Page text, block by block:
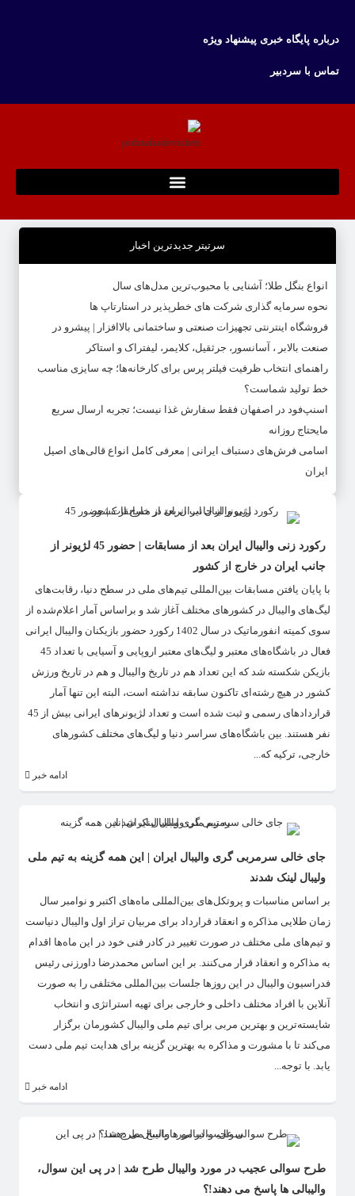
درباره پایگاه خبری پیشنهاد ویژه
تماس با سردبیر
سرتیتر جدیدترین اخبار
انواع بنگل طلا؛ آشنایی با محبوب‌ترین مدل‌های سال
نحوه سرمایه‌ گذاری شرکت‌ های خطرپذیر در استارتاپ ها
فروشگاه اینترنتی تجهیزات صنعتی و ساختمانی بالاافزار | پیشرو در
صنعت بالابر ، آسانسور، جرثقیل، کلایمر، لیفتراک و استاکر
راهنمای انتخاب ظرفیت فیلتر پرس برای کارخانه‌ها؛ چه سایزی مناسب
خط تولید شماست؟
اسنپ‌فود در اصفهان فقط سفارش غذا نیست؛ تجربه ارسال سریع
مایحتاج روزانه
اسامی فرش‌های دستباف ایرانی | معرفی کامل انواع قالی‌های اصیل
ایران
رکورد زنی والیبال ایران بعد از مسابقات | حضور 45 لژیونر از
جانب ایران در خارج از کشور
با پایان یافتن مسابقات بین‌المللی تیم‌های ملی در سطح دنیا، رقابت‌های
لیگ‌های والیبال در کشورهای مختلف آغاز شد و براساس آمار اعلام‌شده از
سوی کمیته انفورماتیک در سال 1402 رکورد حضور بازیکنان والیبال ایرانی
فعال در باشگاه‌های معتبر و لیگ‌های معتبر اروپایی و آسیایی با تعداد 45
بازیکن شکسته شد که این تعداد هم در تاریخ والیبال و هم در تاریخ ورزش
کشور در هیچ رشته‌ای تاکنون سابقه نداشته است، البته این تنها آمار
قراردادهای رسمی و ثبت شده است و تعداد لژیونرهای ایرانی بیش از 45
نفر هستند. بین باشگاه‌های سراسر دنیا و لیگ‌های مختلف کشورهای
خارجی، ترکیه که...
ادامه خبر
جای خالی سرمربی گری والیبال ایران | این همه گزینه به تیم ملی
ولیبال لینک شدند
بر اساس مناسبات و پروتکل‌های بین‌المللی ماه‌های اکتبر و نوامبر سال
زمان طلایی مذاکره و انعقاد قرارداد برای مربیان تراز اول والیبال دنیاست
و تیم‌های ملی مختلف در صورت تغییر در کادر فنی خود در این ماه‌ها اقدام
به مذاکره و انعقاد قرار می‌کنند. بر این اساس محمدرضا داورزنی رئیس
فدراسیون والیبال در این روزها جلسات بین‌المللی مختلفی را به صورت
آنلاین با افراد مختلف داخلی و خارجی برای تهیه استراتژی و انتخاب
شایسته‌ترین و بهترین مربی برای تیم ملی والیبال کشورمان برگزار
می‌کند تا با مشورت و مذاکره به بهترین گزینه برای هدایت تیم ملی دست
یابد. با توجه...
ادامه خبر
طرح سوالی عجیب در مورد والیبال طرح شد | در پی این سوال،
والیبالی ها پاسخ می دهند!؟